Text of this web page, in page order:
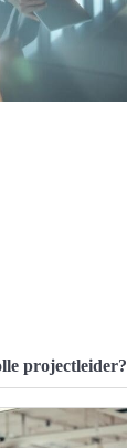
projectleider?